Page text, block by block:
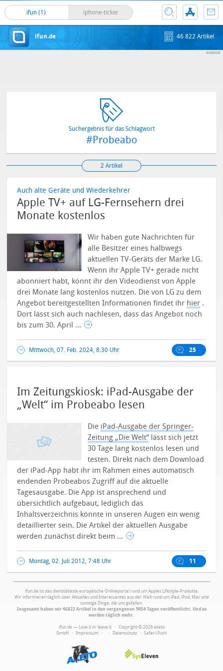
ifun (1) iphone-ticker
ifun.de 46 822 Artikel
Suchergebnis für das Schlagwort
#Probeabo
2 Artikel
Auch alte Geräte und Wiederkehrer
Apple TV+ auf LG-Fernsehern drei
Monate kostenlos
Wir haben gute Nachrichten für
alle Besitzer eines halbwegs
aktuellen TV-Geräts der Marke LG.
Wenn ihr Apple TV+ gerade nicht
abonniert habt, könnt ihr den Videodienst von Apple
drei Monate lang kostenlos nutzen. Die von LG zu dem
Angebot bereitgestellten Informationen findet ihr hier .
Dort lässt sich auch nachlesen, dass das Angebot noch
bis zum 30. April ...
Mittwoch, 07. Feb. 2024, 8:30 Uhr 25
Im Zeitungskiosk: iPad-Ausgabe der
„Welt“ im Probeabo lesen
Die iPad-Ausgabe der Springer-
Zeitung „Die Welt“lässt sich jetzt
30 Tage lang kostenlos lesen und
testen. Direkt nach dem Download
der iPad-App habt ihr im Rahmen eines automatisch
endenden Probeabos Zugriff auf die aktuelle
Tagesausgabe. Die App ist ansprechend und
übersichtlich aufgebaut, lediglich das
Inhaltsverzeichnis könnte in unseren Augen ein wenig
detaillierter sein. Die Artikel der aktuellen Ausgabe
werden zunächst direkt beim ...
Montag, 02. Juli 2012, 7:48 Uhr 11
ifun.de ist das dienstälteste europäische Onlineportal rund um Apples Lifestyle-Produkte.
Wir informieren täglich über Aktuelles und Interessantes aus der Welt rund um iPad, iPod, Mac und
sonstige Dinge, die uns gefallen.
Insgesamt haben wir 46822 Artikel in den vergangenen 9054 Tagen veröffentlicht. Und es
werden täglich mehr.
ifun.de — Love it or leave it · Copyright © 2026 aketo
GmbH · Impressum · · Datenschutz · Safari-Push